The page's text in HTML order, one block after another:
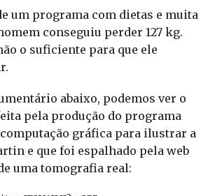
um programa com dietas e muita
conseguiu perder 127 kg.
o suficiente para que ele
abaixo, podemos ver o
pela produção do programa
computação gráfica para ilustrar a
e que foi espalhado pela web
uma tomografia real: